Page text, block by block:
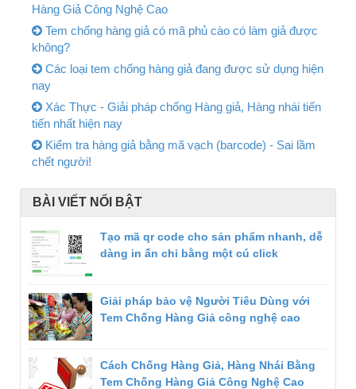
Hàng Giả Công Nghệ Cao
Tem chống hàng giả có mã phủ cào có làm giả được
không?
Các loại tem chống hàng giả đang được sử dụng hiện
nay
Xác Thực - Giải pháp chống Hàng giả, Hàng nhái tiến
tiến nhất hiện nay
Kiểm tra hàng giả bằng mã vạch (barcode) - Sai lầm
chết người!
BÀI VIẾT NỔI BẬT
Tạo mã qr code cho sản phẩm nhanh, dễ
dàng in ấn chỉ bằng một cú click
Giải pháp bảo vệ Người Tiêu Dùng với
Tem Chống Hàng Giả công nghệ cao
Cách Chống Hàng Giả, Hàng Nhái Bằng
Tem Chống Hàng Giả Công Nghệ Cao